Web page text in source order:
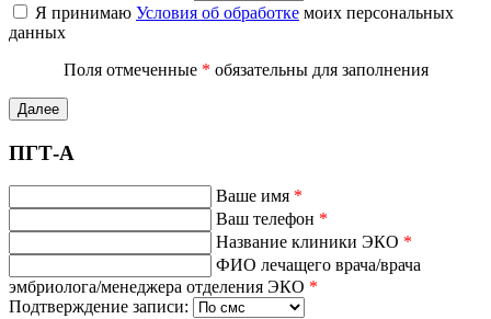
Я принимаю Условия об обработке моих персональных
данных
Поля отмеченные * обязательны для заполнения
Далее
ПГТ-А
Ваше имя *
Ваш телефон *
Название клиники ЭКО *
ФИО лечащего врача/врача
эмбриолога/менеджера отделения ЭКО *
Подтверждение записи: